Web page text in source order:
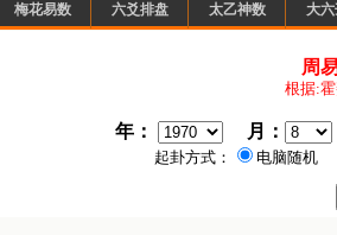
梅花易数 六爻排盘 太乙神数 大
周
根据:
年： 月：
起卦方式： 电脑随机